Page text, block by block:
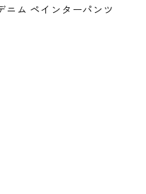
ニム ペインターパンツ